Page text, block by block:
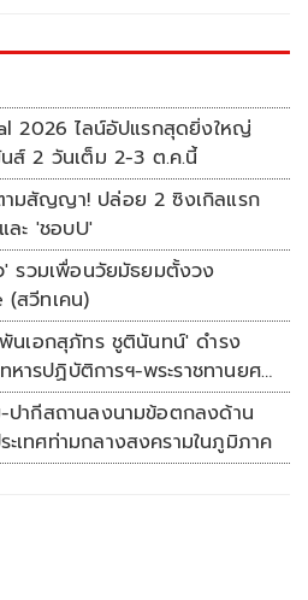
2026 ไลน์อัปแรกสุดยิ่งใหญ่
นส์ 2 วันเต็ม 2-3 ต.ค.นี้
มสัญญา! ปล่อย 2 ซิงเกิลแรก
ละ 'ชอบU'
' รวมเพื่อนวัยมัธยมตั้งวง
(สวีทเคน)
พันเอกสุภัทร ชูตินันทน์' ดำรง
หารปฏิบัติการฯ-พระราชทานยศ
ปากีสถานลงนามข้อตกลงด้าน
ะเทศท่ามกลางสงครามในภูมิภาค